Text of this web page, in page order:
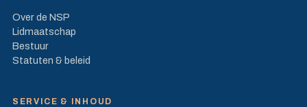
Over de NSP
Lidmaatschap
Bestuur
Statuten & beleid
SERVICE & INHOUD